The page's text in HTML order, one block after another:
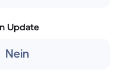
Update
Nein